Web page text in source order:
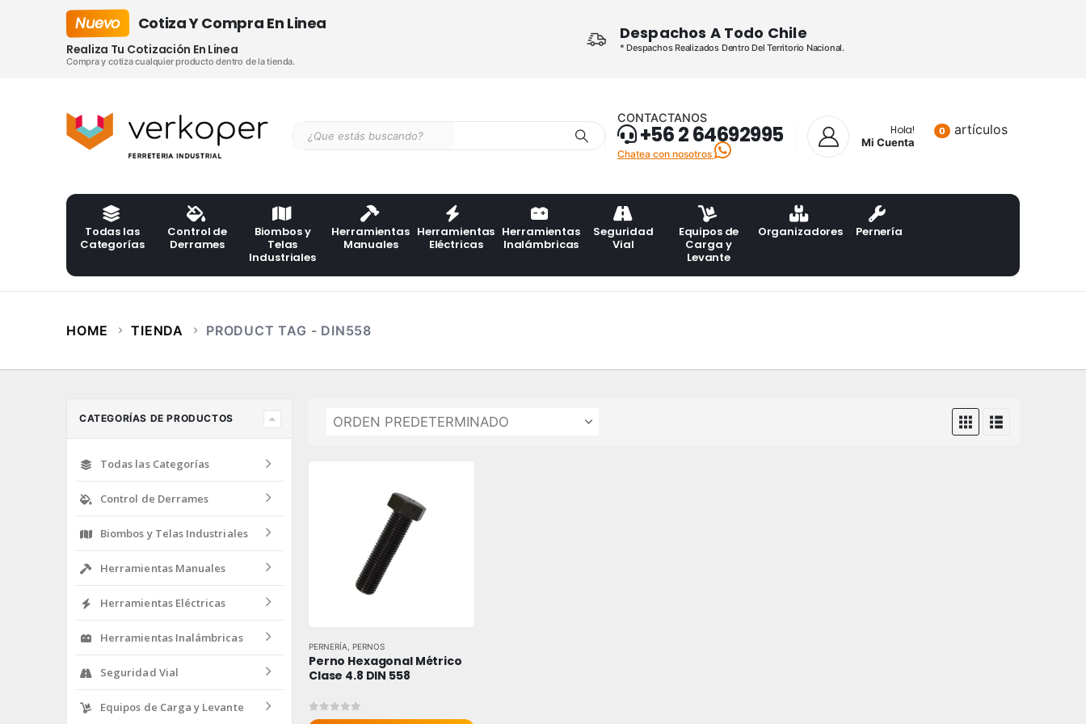
Despachos A Todo Chile
* Despachos Realizados Dentro Del Territorio Nacional.
Nuevo Cotiza Y Compra En Linea
Realiza Tu Cotización En Linea
Compra y cotiza cualquier producto dentro de la tienda.
CONTACTANOS
+56 2 64692995
Chatea con nosotros
Hola!
Mi Cuenta
0 artículos
Todas las
Categorías
Control de
Derrames
Biombos y
Telas
Industriales
Herramientas
Manuales
Herramientas
Eléctricas
Herramientas
Inalámbricas
Seguridad
Vial
Equipos de
Carga y
Levante
Organizadores Pernería
HOME TIENDA PRODUCT TAG - DIN558
PERNERÍA PERNOS
Perno Hexagonal Métrico
Clase 4.8 DIN 558
0out of 5
CATEGORÍAS DE PRODUCTOS
Todas las Categorías
Control de Derrames
Biombos y Telas Industriales
Herramientas Manuales
Herramientas Eléctricas
Herramientas Inalámbricas
Seguridad Vial
Equipos de Carga y Levante